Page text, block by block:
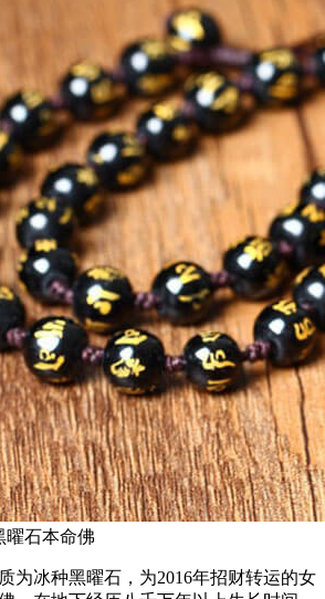
曜石本命佛
为冰种黑曜石，为2016年招财转运的女